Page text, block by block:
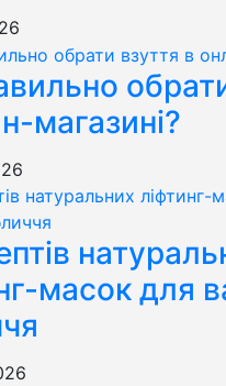
магазині?
масок для